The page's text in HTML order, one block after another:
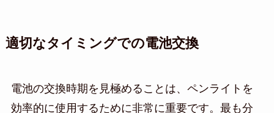
適切なタイミングでの電池交換
電池の交換時期を見極めることは、ペンライトを
効率的に使用するために非常に重要です。最も分